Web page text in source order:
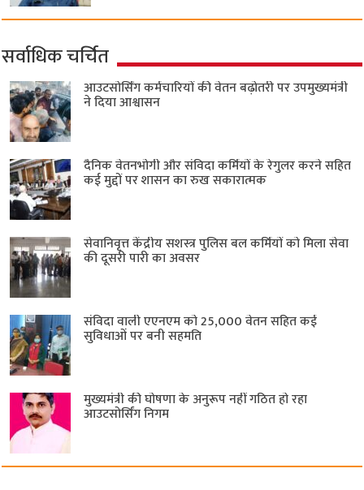
सर्वाधिक चर्चित
आउटसोर्सिंग कर्मचारियों की वेतन बढ़ोतरी पर उपमुख्यमंत्री
ने दिया आश्वासन
दैनिक वेतनभोगी और संविदा कर्मियों के रेगुलर करने सहित
कई मुद्दों पर शासन का रुख सकारात्मक
सेवानिवृत्त केंद्रीय सशस्त्र पुलिस बल ​कर्मियों को मिला सेवा
की दूसरी पारी का अवसर
संविदा वाली एएनएम को 25,000 वेतन सहित कई
सुविधाओं पर बनी सहमति
मुख्यमंत्री की घोषणा के अनुरूप नहीं गठित हो रहा
आउटसोर्सिंग निगम